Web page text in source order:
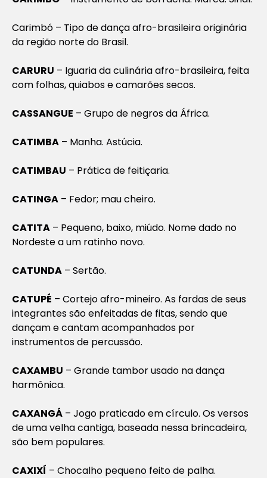
Carimbó – Tipo de dança afro-brasileira originária
da região norte do Brasil.
CARURU – Iguaria da culinária afro-brasileira, feita
com folhas, quiabos e camarões secos.
CASSANGUE – Grupo de negros da África.
CATIMBA – Manha. Astúcia.
CATIMBAU – Prática de feitiçaria.
CATINGA – Fedor; mau cheiro.
CATITA – Pequeno, baixo, miúdo. Nome dado no
Nordeste a um ratinho novo.
CATUNDA – Sertão.
CATUPÉ – Cortejo afro-mineiro. As fardas de seus
integrantes são enfeitadas de fitas, sendo que
dançam e cantam acompanhados por
instrumentos de percussão.
CAXAMBU – Grande tambor usado na dança
harmônica.
CAXANGÁ – Jogo praticado em círculo. Os versos
de uma velha cantiga, baseada nessa brincadeira,
são bem populares.
CAXIXÍ – Chocalho pequeno feito de palha.